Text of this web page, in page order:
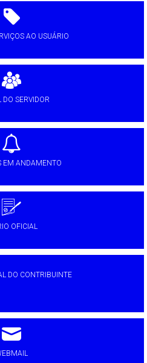
AO USUÁRIO
DO SERVIDOR
EM ANDAMENTO
OFICIAL
DO CONTRIBUINTE